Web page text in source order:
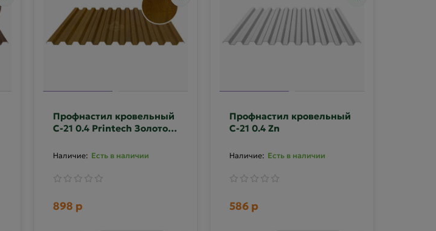
Профнастил кровельный
С-21 0.4 Printech Золотой
Есть в наличии
898 р
Профнастил кровельный
С-21 0.4 Zn
Есть в наличии
586 р